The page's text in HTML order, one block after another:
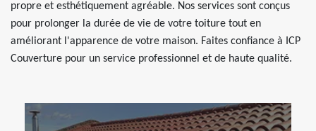
propre et esthétiquement agréable. Nos services sont conçus
pour prolonger la durée de vie de votre toiture tout en
améliorant l'apparence de votre maison. Faites confiance à ICP
Couverture pour un service professionnel et de haute qualité.